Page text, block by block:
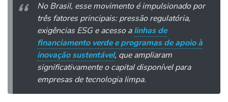
No Brasil, esse movimento é impulsionado por
três fatores principais: pressão regulatória,
exigências ESG e acesso alinhas de
financiamento verde e programas de apoio à
inovação sustentável, que ampliaram
significativamente o capital disponível para
empresas de tecnologia limpa.